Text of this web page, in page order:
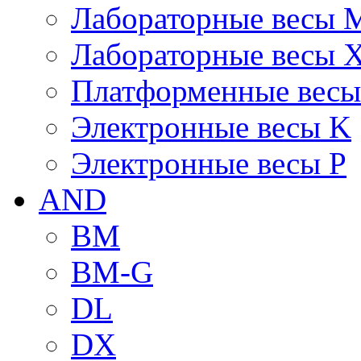
Лабораторные весы
Лабораторные весы
Платформенные
Электронные весы K
Электронные весы P
AND
BM
BM-G
DL
DX